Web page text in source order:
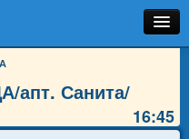
Санита/
16:45